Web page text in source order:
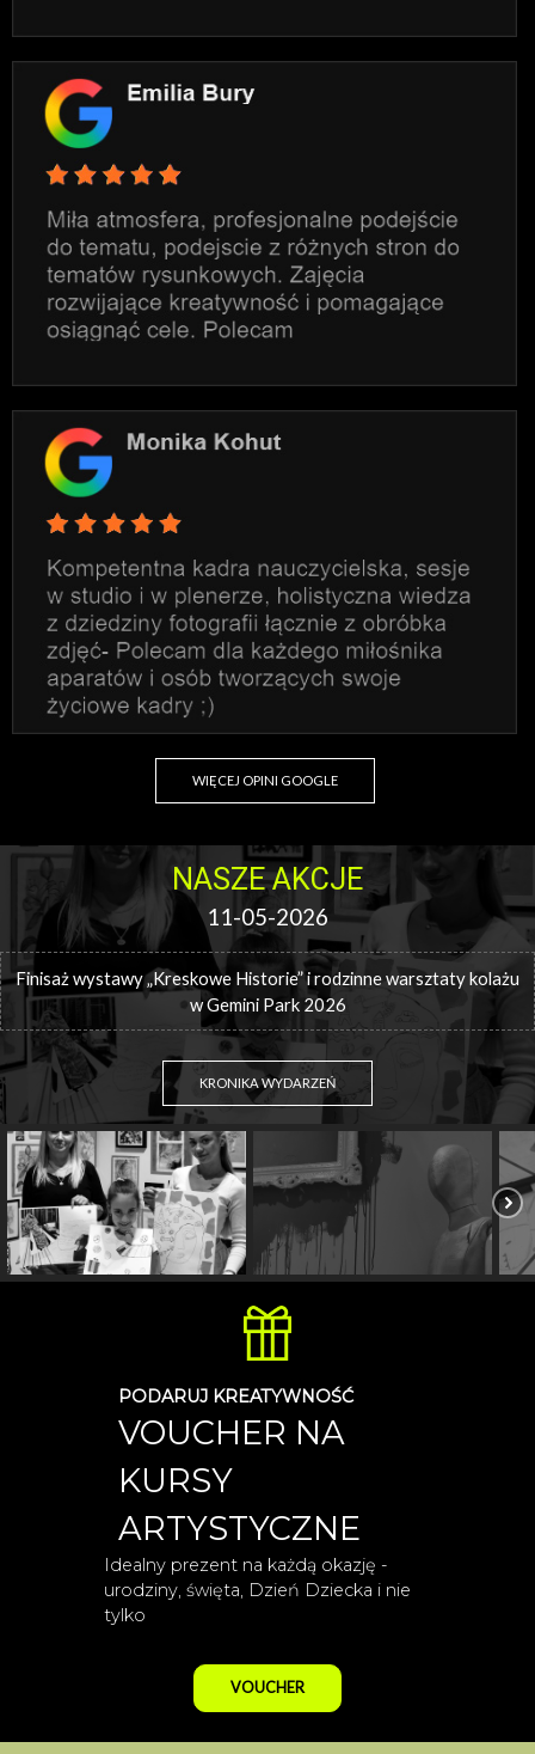
WIĘCEJ OPINI GOOGLE
NASZE AKCJE
11-05-2026
Finisaż wystawy „Kreskowe Historie” i rodzinne warsztaty kolażu
w Gemini Park 2026
KRONIKA WYDARZEŃ
PODARUJ KREATYWNOŚĆ
VOUCHER NA
KURSY
ARTYSTYCZNE
Idealny prezent na każdą okazję -
urodziny, święta, Dzień Dziecka i nie
tylko
VOUCHER